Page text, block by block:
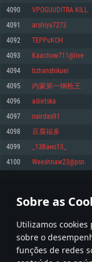
Sobre as
Utilizamos
sobre o
funções de redes
Memória: 4GB
Placa Gráfica: Placa com
GTX 660. Resolução
Network: Internet de banda
Disco: 23,1 GB
Recomendado
superior, Radeon RX 570
Disco: 75,9 GB
Memória: 6 GB
Placa Gráfica: Intel Iris
Resolução mínima
Network: Internet de banda
Disco: 21,5 GB
Recomendado
Network: Internet de
Memória: 4 GB
Placa Gráfica: NVIDIA
meses) / equivalentes
Vulkan (não mais de 6
Network: Internet de banda
Disco: 21,5 GB
Recomendado
Sistema Operativo:
Processador: Intel Core i7
Memória: 16 GB
Placa Gráfica: NVIDIA
meses) / equivalentes
Network: Internet de
4090 VPOGUUDITRA KILL
4091 arshiya7273
4092 TEPPuKOH
4093 Kaachow711@live
4094 bzhanshikuei
4095 内蒙第一钢枪王
4096 adietska
4097 nairdas91
4098 豆腐福多
4099 _13Вано13_
4100 Weeshnaw23@psn